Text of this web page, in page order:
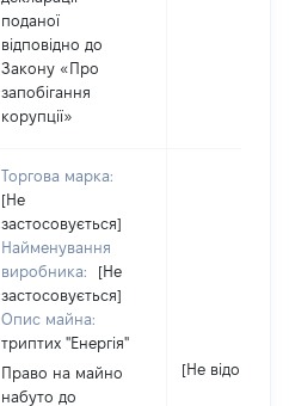
поданої
відповідно до
Закону «Про
запобігання
корупції»
Торгова марка:
[Не
застосовується]
Найменування
виробника:
[Не
застосовується]
Опис майна:
триптих "Енергія"
Право на майно
набуто до
[Не відомо]